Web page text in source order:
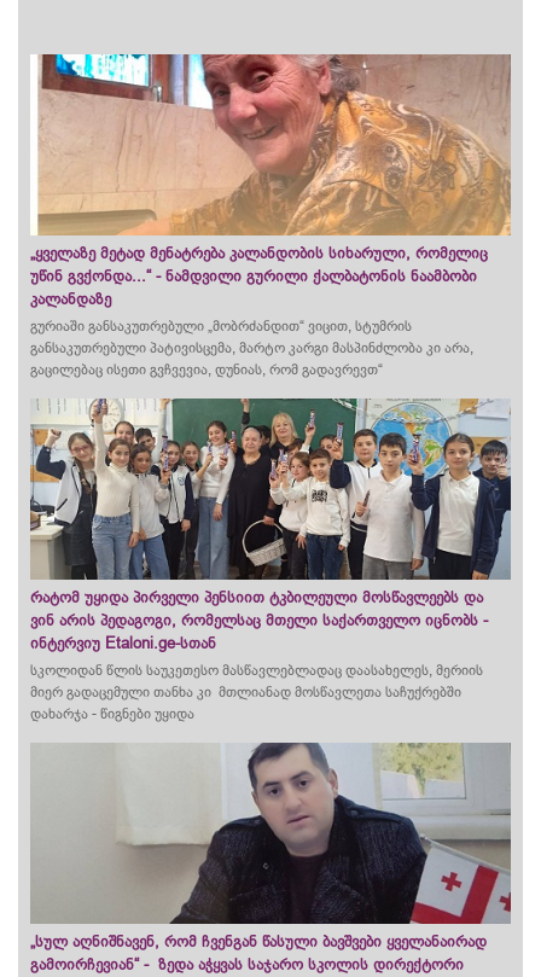
„ყველაზე მეტად მენატრება კალანდობის სიხარული, რომელიც
უწინ გვქონდა...“ - ნამდვილი გურილი ქალბატონის ნაამბობი
კალანდაზე
გურიაში განსაკუთრებული „მობრძანდით“ ვიცით, სტუმრის
განსაკუთრებული პატივისცემა, მარტო კარგი მასპინძლობა კი არა,
გაცილებაც ისეთი გვჩვევია, დუნიას, რომ გადავრევთ“
რატომ უყიდა პირველი პენსიით ტკბილეული მოსწავლეებს და
ვინ არის პედაგოგი, რომელსაც მთელი საქართველო იცნობს -
ინტერვიუ Etaloni.ge-სთან
სკოლიდან წლის საუკეთესო მასწავლებლადაც დაასახელეს, მერიის
მიერ გადაცემული თანხა კი მთლიანად მოსწავლეთა საჩუქრებში
დახარჯა - წიგნები უყიდა
„სულ აღნიშნავენ, რომ ჩვენგან წასული ბავშვები ყველანაირად
გამოირჩევიან“ - ზედა აჭყვას საჯარო სკოლის დირექტორი